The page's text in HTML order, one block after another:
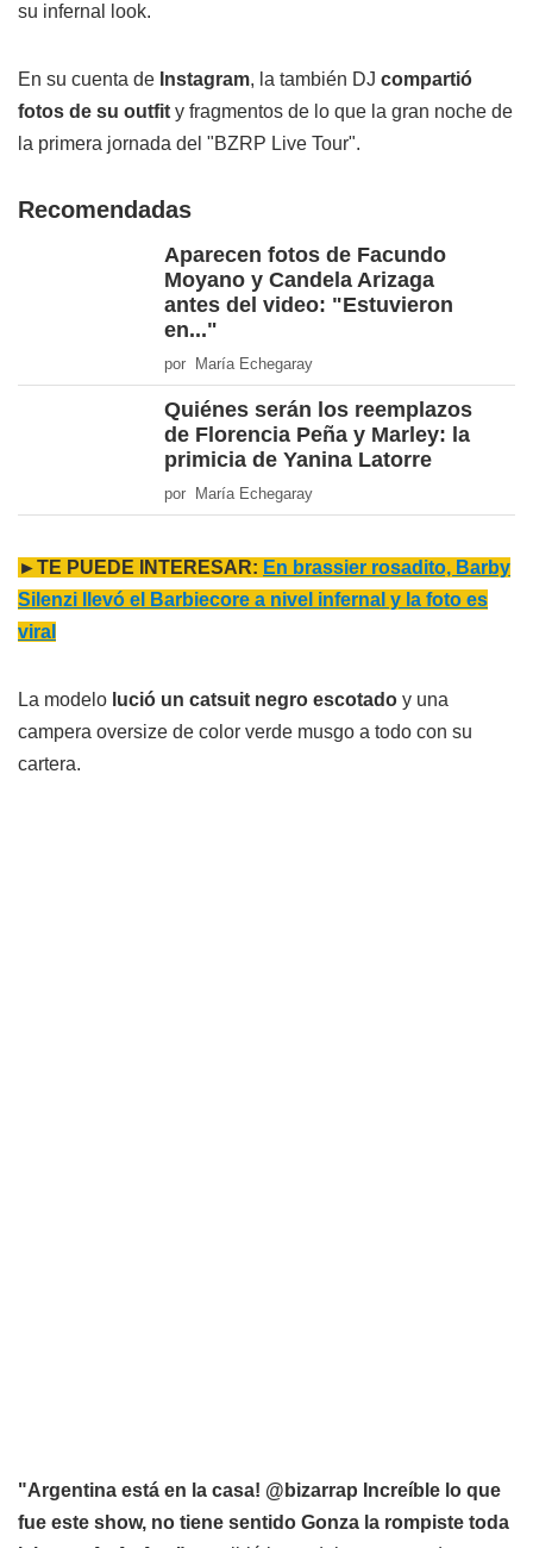
su infernal look.
En su cuenta de Instagram, la también DJ compartió
fotos de su outfit y fragmentos de lo que la gran noche de
la primera jornada del "BZRP Live Tour".
Recomendadas
Aparecen fotos de Facundo
Moyano y Candela Arizaga
antes del video: "Estuvieron
en..."
por María Echegaray
Quiénes serán los reemplazos
de Florencia Peña y Marley: la
primicia de Yanina Latorre
por María Echegaray
►TE PUEDE INTERESAR: En brassier rosadito, Barby
Silenzi llevó el Barbiecore a nivel infernal y la foto es
viral
La modelo lució un catsuit negro escotado y una
campera oversize de color verde musgo a todo con su
cartera.
"Argentina está en la casa! @bizarrap Increíble lo que
fue este show, no tiene sentido Gonza la rompiste toda